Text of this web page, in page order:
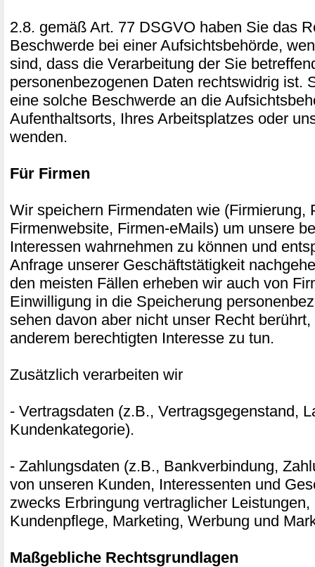
2.8. gemäß Art. 77 DSGVO haben Sie das
Beschwerde bei einer Aufsichtsbehörde,
sind, dass die Verarbeitung der Sie
personenbezogenen Daten rechtswidrig ist.
eine solche Beschwerde an die
Aufenthaltsorts, Ihres Arbeitsplatzes oder
wenden.
Für Firmen
Wir speichern Firmendaten wie (Firmierung,
Firmenwebsite, Firmen-eMails) um unsere
Interessen wahrnehmen zu können und
Anfrage unserer Geschäftstätigkeit
den meisten Fällen erheben wir auch von
Einwilligung in die Speicherung
sehen davon aber nicht unser Recht
anderem berechtigten Interesse zu tun.
Zusätzlich verarbeiten wir
- Vertragsdaten (z.B., Vertragsgegenstand,
Kundenkategorie).
- Zahlungsdaten (z.B., Bankverbindung,
von unseren Kunden, Interessenten und
zwecks Erbringung vertraglicher
Kundenpflege, Marketing, Werbung und
Maßgebliche Rechtsgrundlagen